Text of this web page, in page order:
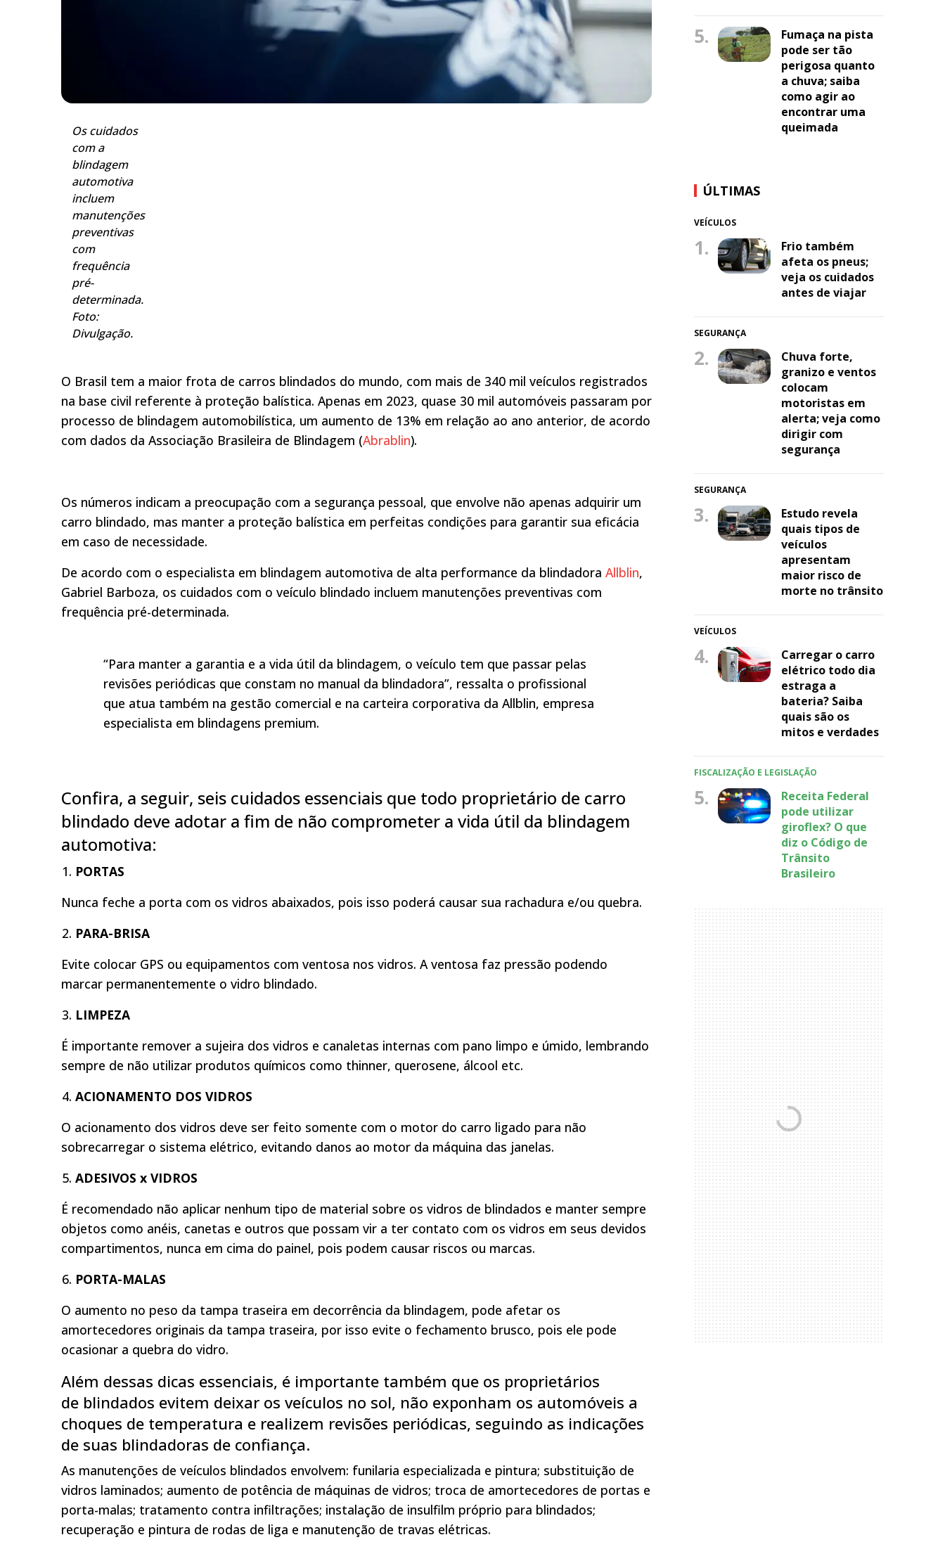
Os cuidados
com a
blindagem
automotiva
incluem
manutenções
preventivas
com
frequência
pré-
determinada.
Foto:
Divulgação.
O Brasil tem a maior frota de carros blindados do mundo, com mais de 340 mil veículos registrados
na base civil referente à proteção balística. Apenas em 2023, quase 30 mil automóveis passaram por
processo de blindagem automobilística, um aumento de 13% em relação ao ano anterior, de acordo
com dados da Associação Brasileira de Blindagem (Abrablin).
Os números indicam a preocupação com a segurança pessoal, que envolve não apenas adquirir um
carro blindado, mas manter a proteção balística em perfeitas condições para garantir sua eficácia
em caso de necessidade.
De acordo com o especialista em blindagem automotiva de alta performance da blindadora Allblin,
Gabriel Barboza, os cuidados com o veículo blindado incluem manutenções preventivas com
frequência pré-determinada.
“Para manter a garantia e a vida útil da blindagem, o veículo tem que passar pelas
revisões periódicas que constam no manual da blindadora”, ressalta o profissional
que atua também na gestão comercial e na carteira corporativa da Allblin, empresa
especialista em blindagens premium.
Confira, a seguir, seis cuidados essenciais que todo proprietário de carro
blindado deve adotar a fim de não comprometer a vida útil da blindagem
automotiva:
PORTAS
Nunca feche a porta com os vidros abaixados, pois isso poderá causar sua rachadura e/ou quebra.
PARA-BRISA
Evite colocar GPS ou equipamentos com ventosa nos vidros. A ventosa faz pressão podendo
marcar permanentemente o vidro blindado.
LIMPEZA
É importante remover a sujeira dos vidros e canaletas internas com pano limpo e úmido, lembrando
sempre de não utilizar produtos químicos como thinner, querosene, álcool etc.
ACIONAMENTO DOS VIDROS
O acionamento dos vidros deve ser feito somente com o motor do carro ligado para não
sobrecarregar o sistema elétrico, evitando danos ao motor da máquina das janelas.
ADESIVOS x VIDROS
É recomendado não aplicar nenhum tipo de material sobre os vidros de blindados e manter sempre
objetos como anéis, canetas e outros que possam vir a ter contato com os vidros em seus devidos
compartimentos, nunca em cima do painel, pois podem causar riscos ou marcas.
PORTA-MALAS
O aumento no peso da tampa traseira em decorrência da blindagem, pode afetar os
amortecedores originais da tampa traseira, por isso evite o fechamento brusco, pois ele pode
ocasionar a quebra do vidro.
Além dessas dicas essenciais, é importante também que os proprietários
de blindados evitem deixar os veículos no sol, não exponham os automóveis a
choques de temperatura e realizem revisões periódicas, seguindo as indicações
de suas blindadoras de confiança.
As manutenções de veículos blindados envolvem: funilaria especializada e pintura; substituição de
vidros laminados; aumento de potência de máquinas de vidros; troca de amortecedores de portas e
porta-malas; tratamento contra infiltrações; instalação de insulfilm próprio para blindados;
recuperação e pintura de rodas de liga e manutenção de travas elétricas.
5.
Fumaça na pista
pode ser tão
perigosa quanto
a chuva; saiba
como agir ao
encontrar uma
queimada
ÚLTIMAS
VEÍCULOS
1.
Frio também
afeta os pneus;
veja os cuidados
antes de viajar
SEGURANÇA
2.
Chuva forte,
granizo e ventos
colocam
motoristas em
alerta; veja como
dirigir com
segurança
SEGURANÇA
3.
Estudo revela
quais tipos de
veículos
apresentam
maior risco de
morte no trânsito
VEÍCULOS
4.
Carregar o carro
elétrico todo dia
estraga a
bateria? Saiba
quais são os
mitos e verdades
FISCALIZAÇÃO E LEGISLAÇÃO
5.
Receita Federal
pode utilizar
giroflex? O que
diz o Código de
Trânsito
Brasileiro